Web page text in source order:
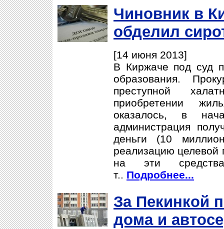
Чиновник в
обделил
[14 июня 2013]
В Киржаче под суд
образования.
преступной
приобретении
оказалось, в
администрация
деньги (10
реализацию целевой
на эти
т.. Подробнее...
За Пекинкой
дома и